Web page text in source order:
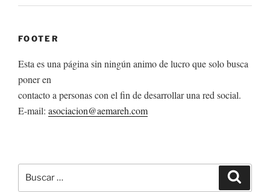
FOOTER
Esta es una página sin ningún animo de lucro que solo busca
poner en
contacto a personas con el fin de desarrollar una red social.
E-mail: asociacion@aemareh.com
por: